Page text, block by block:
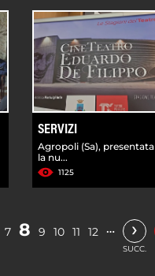
SERVIZI
Agropoli (Sa), presentata
la nu...
1125
7 8 9 10 11 12 … ›
SUCC.